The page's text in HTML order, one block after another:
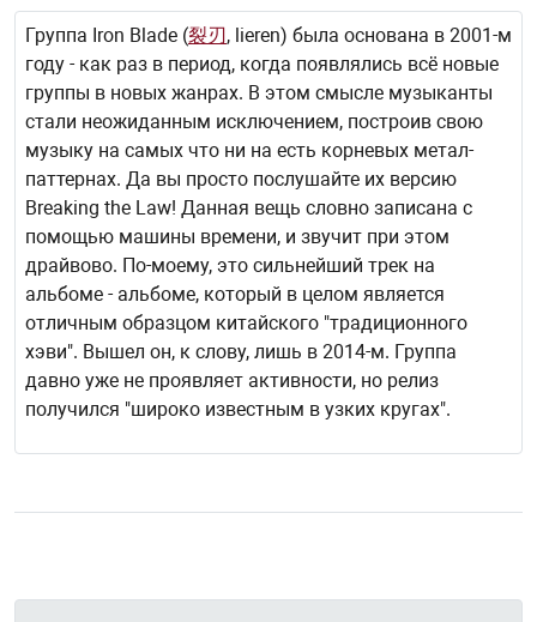
Группа Iron Blade (裂刃, lieren) была основана в 2001-м
году - как раз в период, когда появлялись всё новые
группы в новых жанрах. В этом смысле музыканты
стали неожиданным исключением, построив свою
музыку на самых что ни на есть корневых метал-
паттернах. Да вы просто послушайте их версию
Breaking the Law! Данная вещь словно записана с
помощью машины времени, и звучит при этом
драйвово. По-моему, это сильнейший трек на
альбоме - альбоме, который в целом является
отличным образцом китайского "традиционного
хэви". Вышел он, к слову, лишь в 2014-м. Группа
давно уже не проявляет активности, но релиз
получился "широко известным в узких кругах".